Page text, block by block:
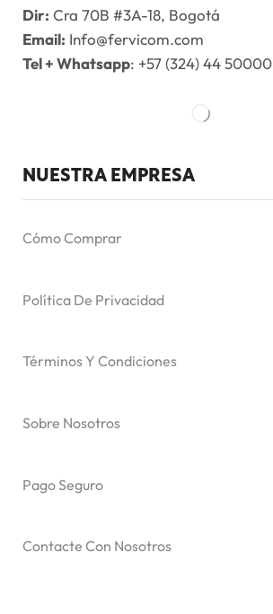
Dir: Cra 70B #3A-18, Bogotá
Email: Info@fervicom.com
Tel + Whatsapp: +57 (324) 44 50000
NUESTRA EMPRESA
Cómo Comprar
Política De Privacidad
Términos Y Condiciones
Sobre Nosotros
Pago Seguro
Contacte Con Nosotros